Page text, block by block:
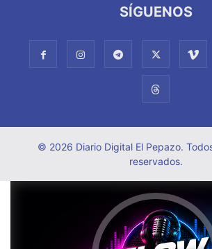
SÍGUENOS
© 2026 Diario Digital El Pepazo.
reservados.